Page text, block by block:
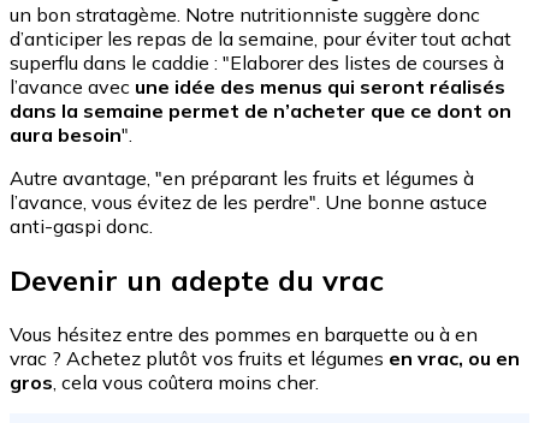
un bon stratagème. Notre nutritionniste suggère donc
d’anticiper les repas de la semaine, pour éviter tout achat
superflu dans le caddie : "Elaborer des listes de courses à
l’avance avec une idée des menus qui seront réalisés
dans la semaine permet de n’acheter que ce dont on
aura besoin".
Autre avantage, "en préparant les fruits et légumes à
l’avance, vous évitez de les perdre". Une bonne astuce
anti-gaspi donc.
Devenir un adepte du vrac
Vous hésitez entre des pommes en barquette ou à en
vrac ? Achetez plutôt vos fruits et légumes en vrac, ou en
gros , cela vous coûtera moins cher.